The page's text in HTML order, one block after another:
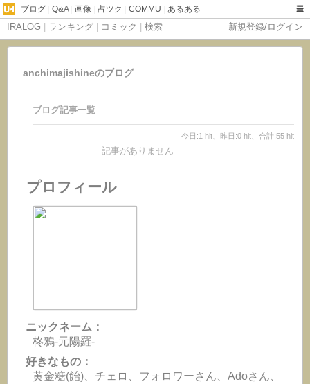
ブログ Q&A| 画像 占ツク COMMU あるある
IRALOG ランキング コミック 検索 新規登録/ログイン
anchimajishineのブログ
ブログ記事一覧
今日:1 hit、昨日:0 hit、合計:55 hit
記事がありません
プロフィール
ニックネーム：
柊鴉-元陽羅-
好きなもの：
黄金糖(飴)、チェロ、フォロワーさん、Adoさん、